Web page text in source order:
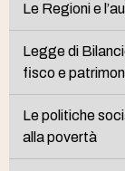
Le Regioni e
Legge di
fisco e
Le politiche
alla povertà